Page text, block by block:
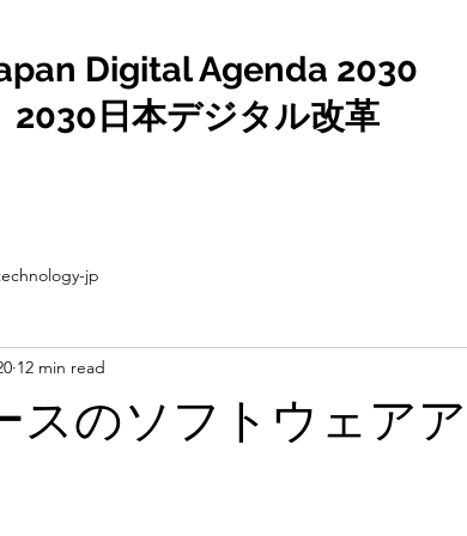
Digital Agenda 2030
2030日本デジタル改革
jp
スのソフトウェア
12 min read